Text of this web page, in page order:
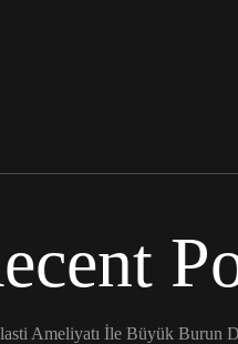
Ameliyatı İle Büyük Burun